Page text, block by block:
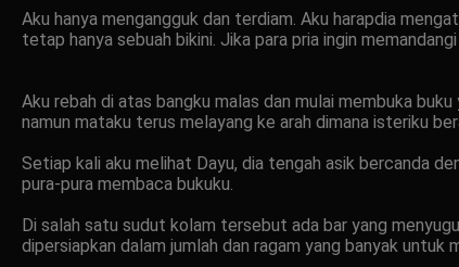
Aku hanya mengangguk dan terdiam. Aku harapdia
tetap hanya sebuah bikini. Jika para pria ingin
Aku rebah di atas bangku malas dan mulai membuka
namun mataku terus melayang ke arah dimana isteriku
Setiap kali aku melihat Dayu, dia tengah asik bercanda
pura-pura membaca bukuku.
Di salah satu sudut kolam tersebut ada bar yang
dipersiapkan dalam jumlah dan ragam yang banyak untuk